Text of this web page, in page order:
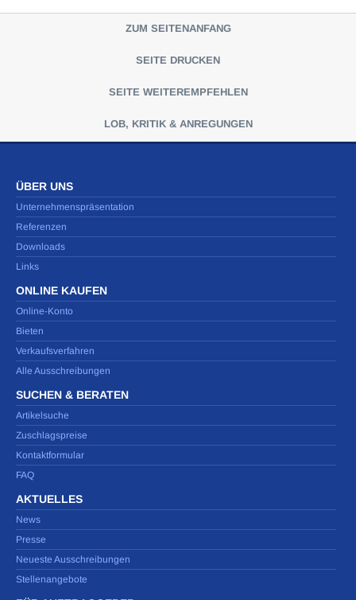
ZUM SEITENANFANG
SEITE DRUCKEN
SEITE WEITEREMPFEHLEN
LOB, KRITIK & ANREGUNGEN
ÜBER UNS
Unternehmenspräsentation
Referenzen
Downloads
Links
ONLINE KAUFEN
Online-Konto
Bieten
Verkaufsverfahren
Alle Ausschreibungen
SUCHEN & BERATEN
Artikelsuche
Zuschlagspreise
Kontaktformular
FAQ
AKTUELLES
News
Presse
Neueste Ausschreibungen
Stellenangebote